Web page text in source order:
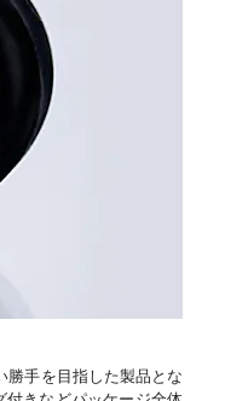
勝手を目指した製品とな